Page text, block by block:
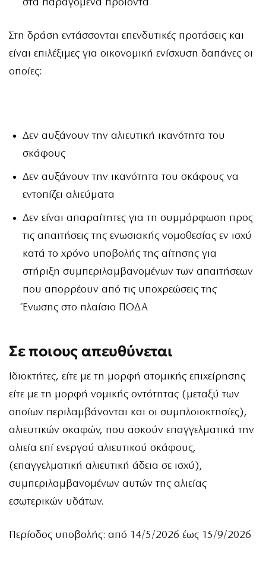
στα παραγόμενα προϊόντα
Στη δράση εντάσσονται επενδυτικές προτάσεις και
είναι επιλέξιμες για οικονομική ενίσχυση δαπάνες οι
οποίες:
Δεν αυξάνουν την αλιευτική ικανότητα του
σκάφους
Δεν αυξάνουν την ικανότητα του σκάφους να
εντοπίζει αλιεύματα
Δεν είναι απαραίτητες για τη συμμόρφωση προς
τις απαιτήσεις της ενωσιακής νομοθεσίας εν ισχύ
κατά το χρόνο υποβολής της αίτησης για
στήριξη συμπεριλαμβανομένων των απαιτήσεων
που απορρέουν από τις υποχρεώσεις της
Ένωσης στο πλαίσιο ΠΟΔΑ
Σε ποιους απευθύνεται
Ιδιοκτήτες, είτε με τη μορφή ατομικής επιχείρησης
είτε με τη μορφή νομικής οντότητας (μεταξύ των
οποίων περιλαμβάνονται και οι συμπλοιοκτησίες),
αλιευτικών σκαφών, που ασκούν επαγγελματικά την
αλιεία επί ενεργού αλιευτικού σκάφους,
(επαγγελματική αλιευτική άδεια σε ισχύ),
συμπεριλαμβανομένων αυτών της αλιείας
εσωτερικών υδάτων.
Περίοδος υποβολής: από 14/5/2026 έως 15/9/2026